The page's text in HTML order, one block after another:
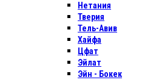
Нетания
Тверия
Тель-Авив
Хайфа
Цфат
Эйлат
Эйн - Бокек